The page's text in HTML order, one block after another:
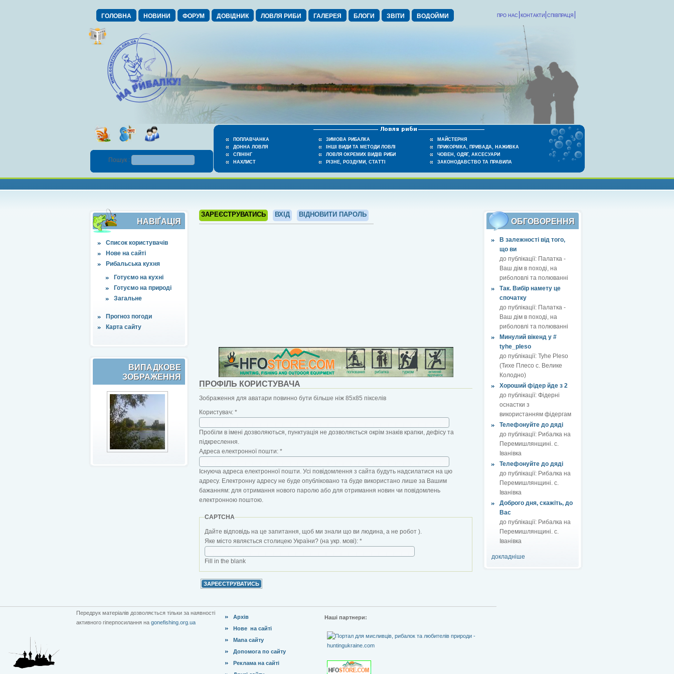
ГОЛОВНА НОВИНИ ФОРУМ ДОВІДНИК ЛОВЛЯ РИБИ ГАЛЕРЕЯ БЛОГИ ЗВІТИ ВОДОЙМИ СПІВПРАЦЯ
КОНТАКТИ
ПРО НАС
ПОПЛАВЧАНКА
ДОННА ЛОВЛЯ
СПІНІНГ
НАХЛИСТ
ЗИМОВА РИБАЛКА
ІНШІ ВИДИ ТА МЕТОДИ ЛОВЛІ
ЛОВЛЯ ОКРЕМИХ ВИДІВ РИБИ
РІЗНЕ, РОЗДУМИ, СТАТТІ
МАЙСТЕРНЯ
ПРИКОРМКА, ПРИВАДА, НАЖИВКА
ЧОВЕН, ОДЯГ, АКСЕСУАРИ
ЗАКОНОДАВСТВО ТА ПРАВИЛА
Пошук :
НАВІҐАЦІЯ
Список користувачів
Нове на сайті
Рибальська кухня
Готуємо на кухні
Готуємо на природі
Загальне
Прогноз погоди
Карта сайту
ВИПАДКОВЕ
ЗОБРАЖЕННЯ
ЗАРЕЄСТРУВАТИСЬ ВХІД ВІДНОВИТИ ПАРОЛЬ
ОБГОВОРЕННЯ
В залежності від того,
що ви
до публікації: Палатка -
Ваш дім в поході, на
риболовлі та полюванні
Так. Вибір намету це
спочатку
до публікації: Палатка -
Ваш дім в поході, на
риболовлі та полюванні
Минулий вікенд у #
tyhe_pleso
до публікації: Tyhe Pleso
(Тихе Плесо с. Велике
Колодно)
Хороший фідер йде з 2
до публікації: Фідерні
оснастки з
використанням фідергам
Телефонуйте до дяді
до публікації: Рибалка на
Перемишлянщині. с.
Іванівка
Телефонуйте до дяді
до публікації: Рибалка на
Перемишлянщині. с.
Іванівка
Доброго дня, скажіть, до
Вас
до публікації: Рибалка на
Перемишлянщині. с.
Іванівка
докладніше
ПРОФІЛЬ КОРИСТУВАЧА
Зображення для аватари повинно бути більше ніж 85x85 пікселів
Користувач: *
Пробіли в імені дозволяються, пунктуація не дозволяється окрім знаків крапки, дефісу та
підкреслення.
Адреса електронної пошти: *
Існуюча адреса електронної пошти. Усі повідомлення з сайта будуть надсилатися на цю
адресу. Електронну адресу не буде опубліковано та буде використано лише за Вашим
бажанням: для отримання нового паролю або для отримання новин чи повідомлень
електронною поштою.
CAPTCHA
Дайте відповідь на це запитання, щоб ми знали що ви людина, а не робот ).
Яке місто являється столицею України? (на укр. мові): *
Fill in the blank
Передрук матеріалів дозволяється тільки за наявності
активного гіперпосилання на gonefishing.org.ua
Архів
Нове на сайті
Мапа сайту
Допомога по сайту
Реклама на сайті
Наші партнери: